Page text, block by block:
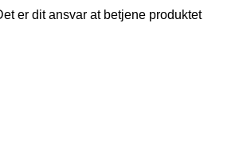
er dit ansvar at betjene produktet